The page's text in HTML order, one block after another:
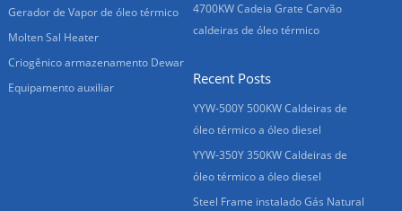
Gerador de Vapor de óleo térmico
Molten Sal Heater
Criogênico armazenamento Dewar
Equipamento auxiliar
4700KW Cadeia Grate Carvão
caldeiras de óleo térmico
Recent Posts
YYW-500Y 500KW Caldeiras de
óleo térmico a óleo diesel
YYW-350Y 350KW Caldeiras de
óleo térmico a óleo diesel
Steel Frame instalado Gás Natural